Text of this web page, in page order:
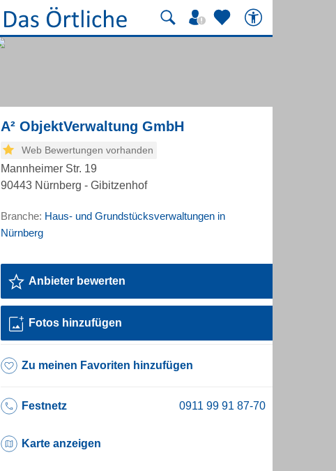
A² ObjektVerwaltung GmbH
Web Bewertungen vorhanden
Mannheimer Str. 19
90443 Nürnberg - Gibitzenhof
Branche: Haus- und Grundstücksverwaltungen in
Nürnberg
Anbieter bewerten
Fotos hinzufügen
Zu meinen Favoriten hinzufügen
Festnetz
Karte anzeigen